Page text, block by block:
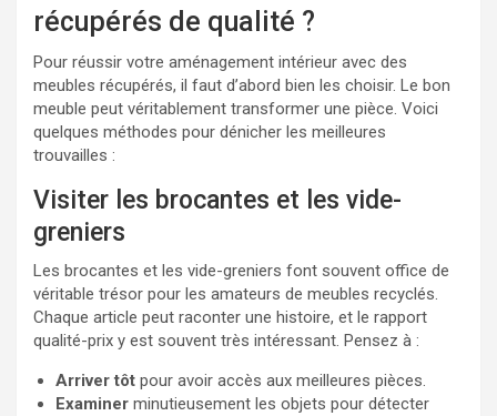
récupérés de qualité ?
Pour réussir votre aménagement intérieur avec des
meubles récupérés, il faut d’abord bien les choisir. Le bon
meuble peut véritablement transformer une pièce. Voici
quelques méthodes pour dénicher les meilleures
trouvailles :
Visiter les brocantes et les vide-
greniers
Les brocantes et les vide-greniers font souvent office de
véritable trésor pour les amateurs de meubles recyclés.
Chaque article peut raconter une histoire, et le rapport
qualité-prix y est souvent très intéressant. Pensez à :
Arriver tôt pour avoir accès aux meilleures pièces.
Examiner minutieusement les objets pour détecter